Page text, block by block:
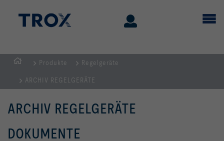
Produkte Regelgeräte
ARCHIV REGELGERÄTE
ARCHIV REGELGERÄTE
DOKUMENTE